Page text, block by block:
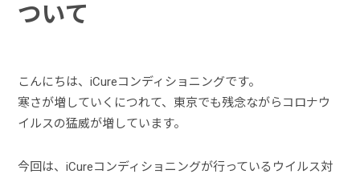
ついて
こんにちは、iCureコンディショニングです。
寒さが増していくにつれて、東京でも残念ながらコロナウ
イルスの猛威が増しています。
今回は、iCureコンディショニングが行っているウイルス対